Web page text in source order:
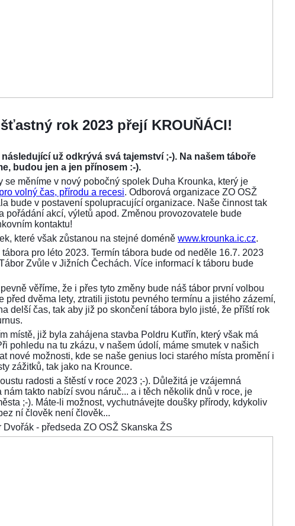
rok 2023 přejí KROUŇÁCI!
už odkrývá svá tajemství ;-). Na našem táboře
budou jen a jen přínosem :-).
měníme v nový pobočný spolek Duha Krounka, který je
volný čas, přírodu a recesi. Odborová organizace ZO OSŽ
bude v postavení spolupracující organizace. Naše činnost tak
pořádání akcí, výletů apod. Změnou provozovatele bude
kontaktu!
které však zůstanou na stejné doméně www.krounka.ic.cz.
pro léto 2023. Termín tábora bude od neděle 16.7. 2023
Zvůle v Jižních Čechách. Více informací k táboru bude
věříme, že i přes tyto změny bude náš tábor první volbou
před dvěma lety, ztratili jistotu pevného termínu a jistého zázemí,
delší čas, tak aby již po skončení tábora bylo jisté, že příští rok
místě, již byla zahájena stavba Poldru Kutřín, který však má
pohledu na tu zkázu, v našem údolí, máme smutek v našich
nové možnosti, kde se naše genius loci starého místa promění i
zážitků, tak jako na Krounce.
radosti a štěstí v roce 2023 ;-). Důležitá je vzájemná
takto nabízí svou náruč... a i těch několik dnů v roce, je
;-). Máte-li možnost, vychutnávejte doušky přírody, kdykoliv
ní člověk není člověk...
- předseda ZO OSŽ Skanska ŽS